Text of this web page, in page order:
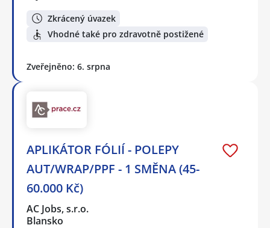
Zkrácený úvazek
Vhodné také pro zdravotně postižené
Zveřejněno: 6. srpna
APLIKÁTOR FÓLIÍ - POLEPY
AUT/WRAP/PPF - 1 SMĚNA (45-
60.000 Kč)
AC Jobs, s.r.o.
Blansko